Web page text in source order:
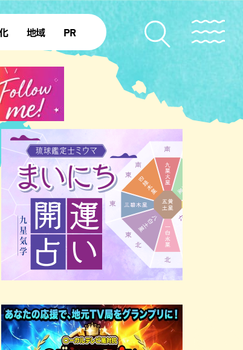
50年
地域
本島北部
本島南部 先島諸島
北部離島
PR